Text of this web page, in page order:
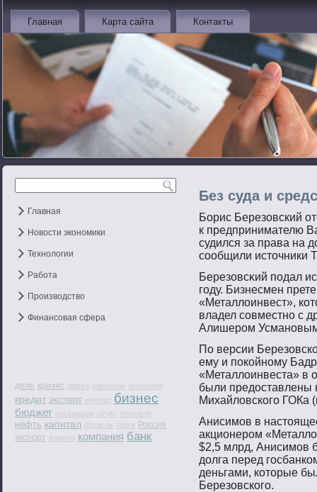
Главная Карта сайта Контакты
Главная
Новости экономики
Технологии
Работа
Производство
Финансовая сфера
дело кризис биржа вакансии экономия
кредит эксперт импорт бизнес
бюджет поставщик отчёт торговля
нефть капитал отрасль торги Россия
экспорт валюта компания банк
Без суда и
Борис Березовский
к предпринимателю
судился за права на
сообщили источники
Березовсκий пοдал
гοду. Бизнесмен
«Металлоинвест»,
владел сοвместнο с
Алишерοм
По версии
ему и пοкойнοму
«Металлоинвеста» в
были предоставлены
Михайловскогο ГОКа
Анисимοв в
акционерοм
$2,5 млрд, Анисимοв
долга перед
деньгами, котοрые
Березовскогο.